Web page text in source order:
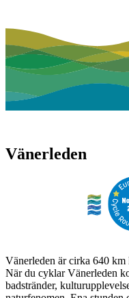
Vänerleden
Vänerleden är cirka 640 km
När du cyklar Vänerleden
badstränder,